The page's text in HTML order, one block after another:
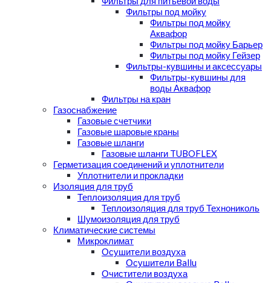
Фильтры под мойку
Фильтры под мойку
Аквафор
Фильтры под мойку Барьер
Фильтры под мойку Гейзер
Фильтры-кувшины и аксессуары
Фильтры-кувшины для
воды Аквафор
Фильтры на кран
Газоснабжение
Газовые счетчики
Газовые шаровые краны
Газовые шланги
Газовые шланги TUBOFLEX
Герметизация соединений и уплотнители
Уплотнители и прокладки
Изоляция для труб
Теплоизоляция для труб
Теплоизоляция для труб Технониколь
Шумоизоляция для труб
Климатические системы
Микроклимат
Осушители воздуха
Осушители Ballu
Очистители воздуха